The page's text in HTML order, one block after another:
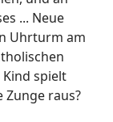
... Neue
Uhrturm am
spielt
raus?